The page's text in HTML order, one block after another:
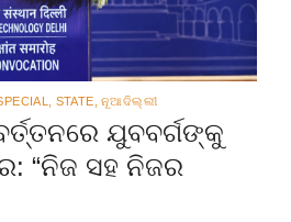
STATE ନୂଆଦିଲ୍ଲୀ
ଯୁବବର୍ଗଙ୍କୁ
“ନିଜ ସହ ନିଜର